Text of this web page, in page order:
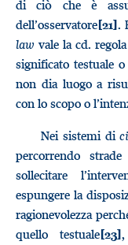
di ciò che è
dell’osservatore[21].
law vale la cd.
significato testuale
non dia luogo a
con lo scopo o
Nei sistemi di
percorrendo
sollecitare
espungere la
ragionevolezza
quello testuale[23]